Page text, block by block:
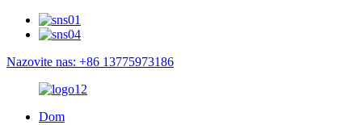
Nazovite nas: +86 13775973186
Dom